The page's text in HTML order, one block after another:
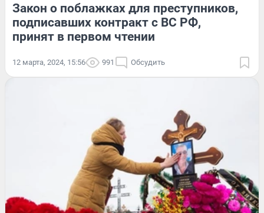
Закон о поблажках для преступников,
подписавших контракт с ВС РФ,
принят в первом чтении
12 марта, 2024, 15:56 991 Обсудить